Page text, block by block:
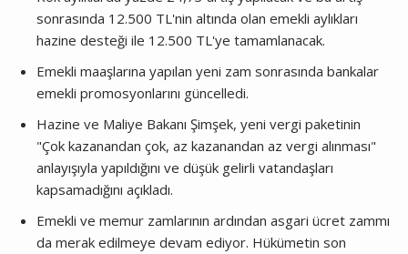
sonrasında 12.500 TL'nin altında olan emekli aylıkları
hazine desteği ile 12.500 TL'ye tamamlanacak.
Emekli maaşlarına yapılan yeni zam sonrasında bankalar
emekli promosyonlarını güncelledi.
Hazine ve Maliye Bakanı Şimşek, yeni vergi paketinin
"Çok kazanandan çok, az kazanandan az vergi alınması"
anlayışıyla yapıldığını ve düşük gelirli vatandaşları
kapsamadığını açıkladı.
Emekli ve memur zamlarının ardından asgari ücret zammı
da merak edilmeye devam ediyor. Hükümetin son